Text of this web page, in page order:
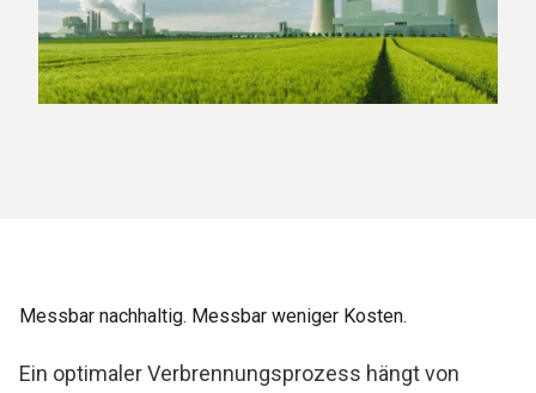
Messbar nachhaltig. Messbar weniger Kosten.
Ein optimaler Verbrennungsprozess hängt von